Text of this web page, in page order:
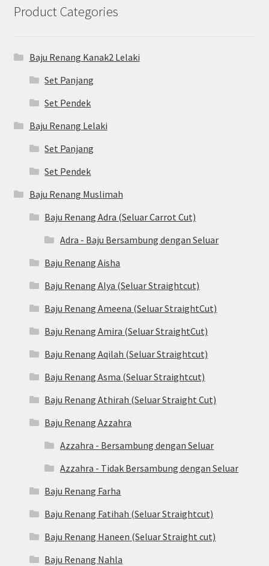
Product Categories
Baju Renang Kanak2 Lelaki
Set Panjang
Set Pendek
Baju Renang Lelaki
Set Panjang
Set Pendek
Baju Renang Muslimah
Baju Renang Adra (Seluar Carrot Cut)
Adra - Baju Bersambung dengan Seluar
Baju Renang Aisha
Baju Renang Alya (Seluar Straightcut)
Baju Renang Ameena (Seluar StraightCut)
Baju Renang Amira (Seluar StraightCut)
Baju Renang Aqilah (Seluar Straightcut)
Baju Renang Asma (Seluar Straightcut)
Baju Renang Athirah (Seluar Straight Cut)
Baju Renang Azzahra
Azzahra - Bersambung dengan Seluar
Azzahra - Tidak Bersambung dengan Seluar
Baju Renang Farha
Baju Renang Fatihah (Seluar Straightcut)
Baju Renang Haneen (Seluar Straight cut)
Baju Renang Nahla